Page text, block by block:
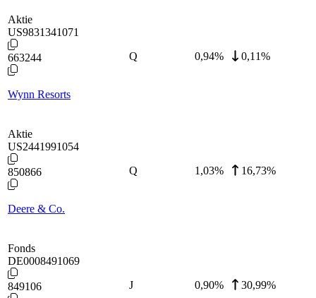
Aktie
US9831341071
663244
Wynn Resorts
Q 0,94% 0,11%
Aktie
US2441991054
850866
Deere & Co.
Q 1,03% 16,73%
Fonds
DE0008491069
849106 J 0,90% 30,99%